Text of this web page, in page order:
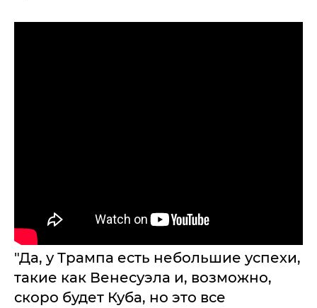
"Да, у Трампа есть небольшие успехи,
такие как Венесуэла и, возможно,
скоро будет Куба, но это все